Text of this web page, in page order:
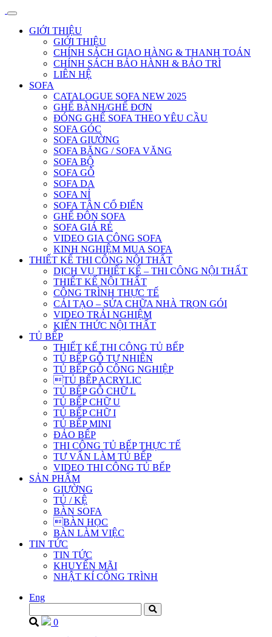
GIỚI THIỆU
GIỚI THIỆU
CHÍNH SÁCH GIAO HÀNG & THANH TOÁN
CHÍNH SÁCH BẢO HÀNH & BẢO TRÌ
LIÊN HỆ
SOFA
CATALOGUE SOFA NEW 2025
GHẾ BÀNH/GHẾ ĐƠN
ĐÓNG GHẾ SOFA THEO YÊU CẦU
SOFA GÓC
SOFA GIƯỜNG
SOFA BĂNG / SOFA VĂNG
SOFA BỘ
SOFA GỖ
SOFA DA
SOFA NỈ
SOFA TÂN CỔ ĐIỂN
GHẾ ĐÔN SOFA
SOFA GIÁ RẺ
VIDEO GIA CÔNG SOFA
KINH NGHIỆM MUA SOFA
THIẾT KẾ THI CÔNG NỘI THẤT
DỊCH VỤ THIẾT KẾ – THI CÔNG NỘI THẤT
THIẾT KẾ NỘI THẤT
CÔNG TRÌNH THỰC TẾ
CẢI TẠO – SỬA CHỮA NHÀ TRỌN GÓI
VIDEO TRẢI NGHIỆM
KIẾN THỨC NỘI THẤT
TỦ BẾP
THIẾT KẾ THI CÔNG TỦ BẾP
TỦ BẾP GỖ TỰ NHIÊN
TỦ BẾP GỖ CÔNG NGHIỆP
TỦ BẾP ACRYLIC
TỦ BẾP GỖ CHỮ L
TỦ BẾP CHỮ U
TỦ BẾP CHỮ I
TỦ BẾP MINI
ĐẢO BẾP
THI CÔNG TỦ BẾP THỰC TẾ
TƯ VẤN LÀM TỦ BẾP
VIDEO THI CÔNG TỦ BẾP
SẢN PHẨM
GIƯỜNG
TỦ / KỆ
BÀN SOFA
BÀN HỌC
BÀN LÀM VIỆC
TIN TỨC
TIN TỨC
KHUYẾN MÃI
NHẬT KÍ CÔNG TRÌNH
Eng
0